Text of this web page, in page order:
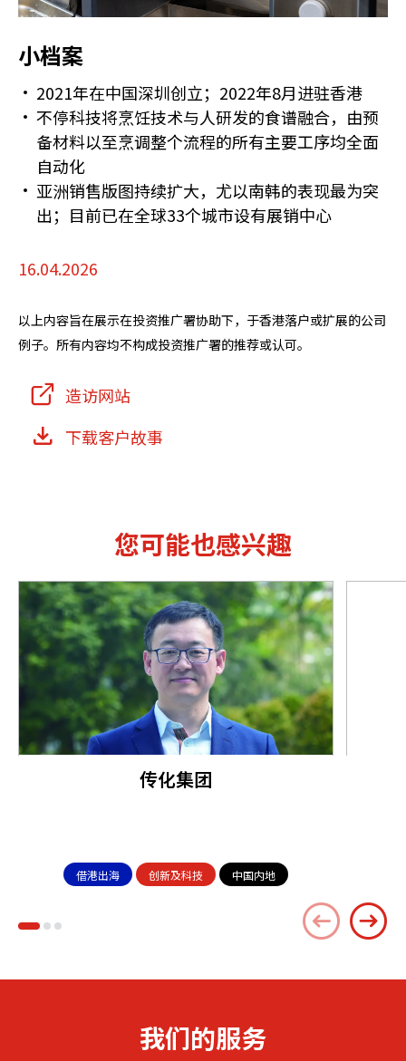
小档案
2021年在中国深圳创立；2022年8月进驻香港
不停科技将烹饪技术与人研发的食谱融合，由预
备材料以至烹调整个流程的所有主要工序均全面
自动化
亚洲销售版图持续扩大，尤以南韩的表现最为突
出；目前已在全球33个城市设有展销中心
16.04.2026
以上内容旨在展示在投资推广署协助下，于香港落户或扩展的公司
例子。所有内容均不构成投资推广署的推荐或认可。
造访网站
下载客户故事
您可能也感兴趣
传化集团
借港出海 创新及科技 中国内地
我们的服务